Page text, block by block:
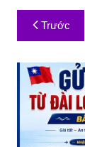
c
e
b
o
o
k
itt
er
Điều
hướng
bài
viết
Trước